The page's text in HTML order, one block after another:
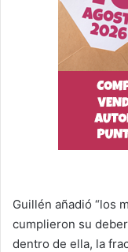
Guillén añadió “los
cumplieron su
dentro de ella, la